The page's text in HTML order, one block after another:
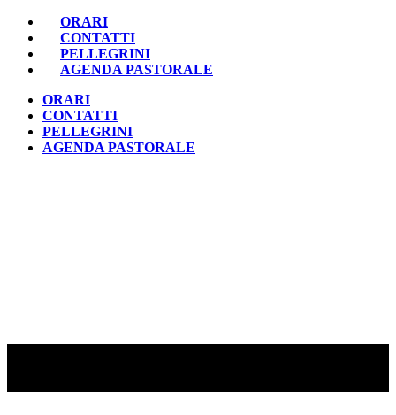
ORARI
CONTATTI
PELLEGRINI
AGENDA PASTORALE
ORARI
CONTATTI
PELLEGRINI
AGENDA PASTORALE